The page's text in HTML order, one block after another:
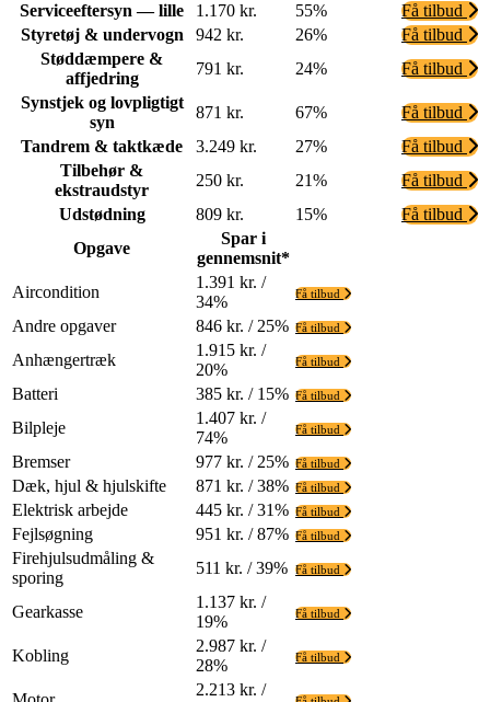
Serviceeftersyn — lille
1.170 kr. 55%
Få tilbud
Styretøj & undervogn
942 kr. 26%
Få tilbud
Støddæmpere &
affjedring
791 kr. 24%
Få tilbud
Synstjek og lovpligtigt
syn
871 kr. 67%
Få tilbud
Tandrem & taktkæde
3.249 kr. 27%
Få tilbud
Tilbehør &
ekstraudstyr
250 kr. 21%
Få tilbud
Udstødning
809 kr. 15%
Få tilbud
Opgave
Spar i
gennemsnit*
Aircondition
1.391 kr. /
34%
Få tilbud
Andre opgaver 846 kr. / 25% Få tilbud
Anhængertræk
1.915 kr. /
20%
Få tilbud
Batteri 385 kr. / 15% Få tilbud
Bilpleje
1.407 kr. /
74%
Få tilbud
Bremser 977 kr. / 25% Få tilbud
Dæk, hjul & hjulskifte 871 kr. / 38% Få tilbud
Elektrisk arbejde 445 kr. / 31% Få tilbud
Fejlsøgning 951 kr. / 87% Få tilbud
Firehjulsudmåling &
sporing
511 kr. / 39% Få tilbud
Gearkasse
1.137 kr. /
19%
Få tilbud
Kobling
2.987 kr. /
28%
Få tilbud
2.213 kr. /